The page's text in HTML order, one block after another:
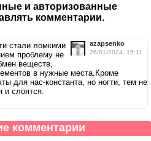
и авторизованные
комментарии.
azapsenko
26/01/2024, 15:11
стали ломкими
проблему не
веществ,
в нужные места.Кроме
для нас-константа, но ногти, тем не
слоятся.
комментарии